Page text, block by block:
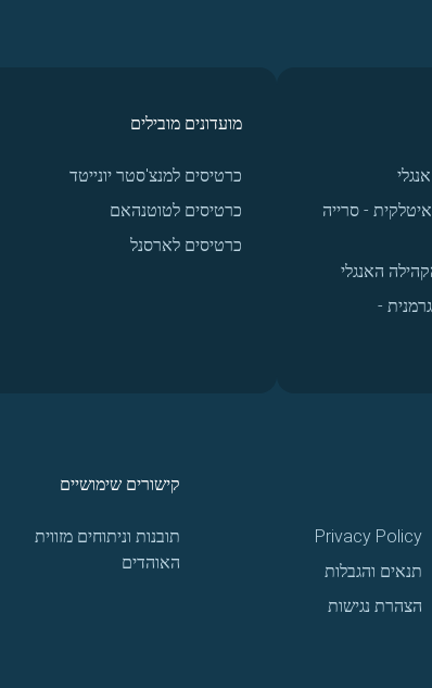
- סרייה
האנגלי
-
מועדונים מובילים
כרטיסים למנצ'סטר יונייטד
כרטיסים לטוטנהאם
כרטיסים לארסנל
Privacy Policy
תנאים והגבלות
הצהרת נגישות
קישורים שימושיים
תובנות וניתוחים מזווית
האוהדים